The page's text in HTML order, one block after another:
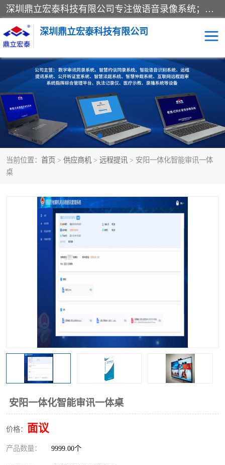
深圳鼎立宏泰科技有限公司专注做语音录像系统；主要服务有：约谈室同步录音录像系统、设计数字询问同步录音录像、数字约谈室同步录音录像、公开听证室、智慧庭审、智能语音识别转写、远程提讯（提审）、记录仪、远程指挥综合管理平台、录播系统等
深圳鼎立宏泰科技有限公司
当前位置： 首页 > 供应商机 > 远程提讯 > 安阳一体化智能审讯一体
桌
安阳一体化智能审讯一体桌
价格： 面议
产品数量： 9999.00个
同步录音录像设备 便携式审讯设备
数字法庭 听证室
远程提讯 语音识别